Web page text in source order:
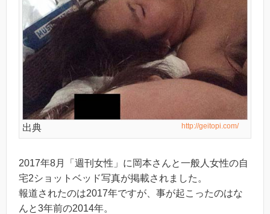
出典 http://geitopi.com/
2017年8月「週刊女性」に岡本さんと一般人女性の自
宅2ショットベッド写真が掲載されました。
報道されたのは2017年ですが、事が起こったのはな
んと3年前の2014年。